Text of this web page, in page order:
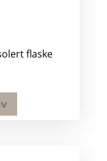
flaske